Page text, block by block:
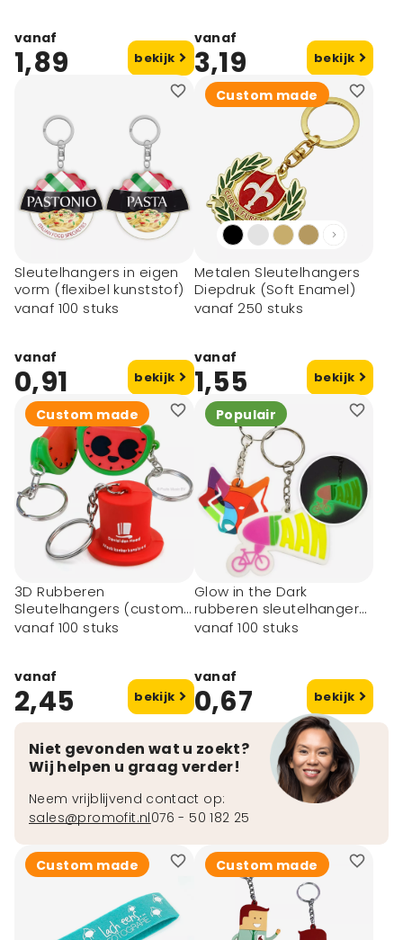
vanaf
1,89 bekijk
vanaf
3,19 bekijk
Sleutelhangers in eigen
vorm (flexibel kunststof)
vanaf 100 stuks
vanaf
0,91 bekijk
Custom made
Metalen Sleutelhangers
Diepdruk (Soft Enamel)
vanaf 250 stuks
vanaf
1,55 bekijk
Custom made
3D Rubberen
Sleutelhangers (custom
made)
vanaf 100 stuks
vanaf
2,45 bekijk
Populair
Glow in the Dark
rubberen sleutelhangers
(custom made)
vanaf 100 stuks
vanaf
0,67 bekijk
Niet gevonden wat u zoekt?
Wij helpen u graag verder!
Neem vrijblijvend contact op:
sales@promofit.nl076 - 50 182 25
Custom made Custom made